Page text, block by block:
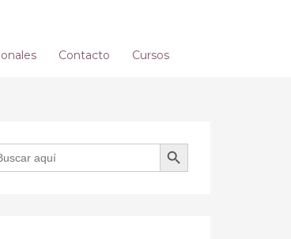
Contacto Cursos
BOTÓN DE BÚSQUEDA